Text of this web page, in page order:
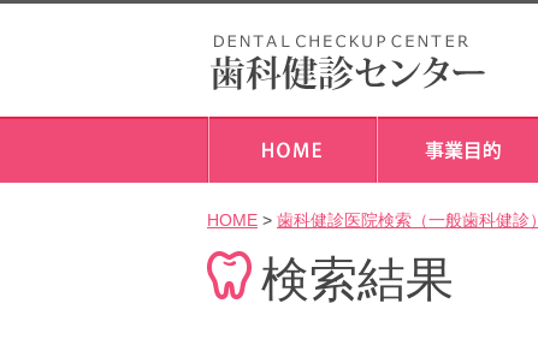
HOME > 歯科健診医院検索（一般歯科健診）
検索結果